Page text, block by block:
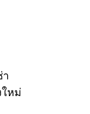
หม่